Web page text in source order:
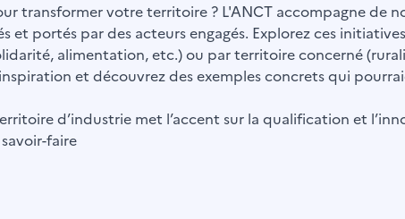
transformer votre territoire ? L'ANCT accompagne de
et portés par des acteurs engagés. Explorez ces
alimentation, etc.) ou par territoire concerné
et découvrez des exemples concrets qui
d’industrie met l’accent sur la qualification et
faire